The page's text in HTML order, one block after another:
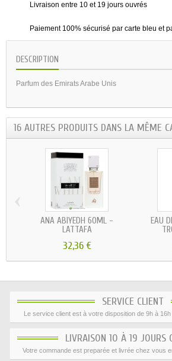
Livraison entre 10 et 19 jours ouvrés
Paiement 100% sécurisé par carte bleu et
DESCRIPTION
Parfum des Emirats Arabe Unis
16 AUTRES PRODUITS DANS LA MÊME
ANA ABIYEDH 60ML -
LATTAFA
32,36 €
EAU
SERVICE CLIENT
Le service client est à votre disposition de 9h à
LIVRAISON 10 À 19 JOURS
Votre commande est preparée et livrée chez vous